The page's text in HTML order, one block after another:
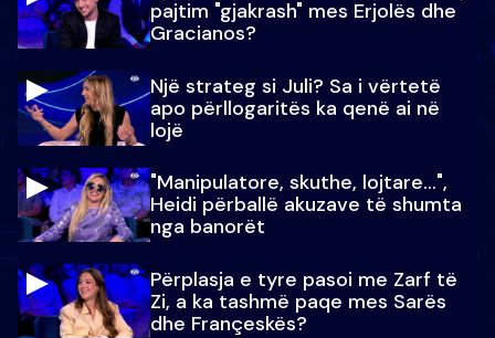
pajtim "gjakrash" mes Erjolës dhe
Gracianos?
Një strateg si Juli? Sa i vërtetë
apo përllogaritës ka qenë ai në
lojë
"Manipulatore, skuthe, lojtare...",
Heidi përballë akuzave të shumta
nga banorët
Përplasja e tyre pasoi me Zarf të
Zi, a ka tashmë paqe mes Sarës
dhe Françeskës?